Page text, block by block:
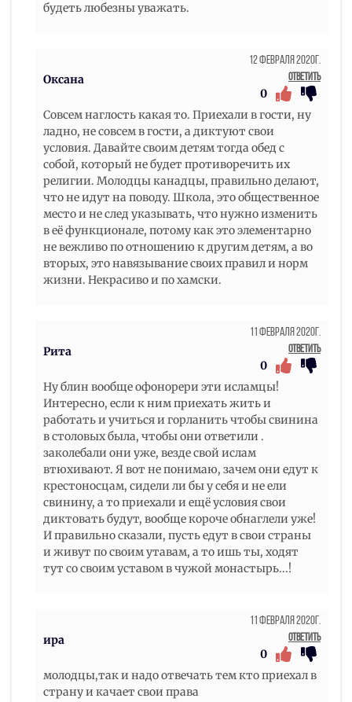
будеть любезны уважать.
Оксана
12 Февраля 2020г.
Ответить
0
Совсем наглость какая то. Приехали в гости, ну
ладно, не совсем в гости, а диктуют свои
условия. Давайте своим детям тогда обед с
собой, который не будет противоречить их
религии. Молодцы канадцы, правильно делают,
что не идут на поводу. Школа, это общественное
место и не след указывать, что нужно изменить
в её функционале, потому как это элементарно
не вежливо по отношению к другим детям, а во
вторых, это навязывание своих правил и норм
жизни. Некрасиво и по хамски.
Рита
11 Февраля 2020г.
Ответить
0
Ну блин вообще офонорери эти исламцы!
Интересно, если к ним приехать жить и
работать и учиться и горланить чтобы свинина
в столовых была, чтобы они ответили .
заколебали они уже, везде свой ислам
втюхивают. Я вот не понимаю, зачем они едут к
крестоносцам, сидели ли бы у себя и не ели
свинину, а то приехали и ещё условия свои
диктовать будут, вообще короче обнаглели уже!
И правильно сказали, пусть едут в свои страны
и живут по своим утавам, а то ишь ты, ходят
тут со своим уставом в чужой монастырь...!
ира
11 Февраля 2020г.
Ответить
0
молодцы,так и надо отвечать тем кто приехал в
страну и качает свои права